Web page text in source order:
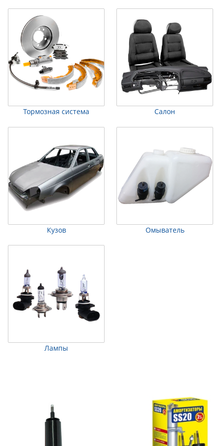
Тормозная система Салон
Кузов Омыватель
Лампы